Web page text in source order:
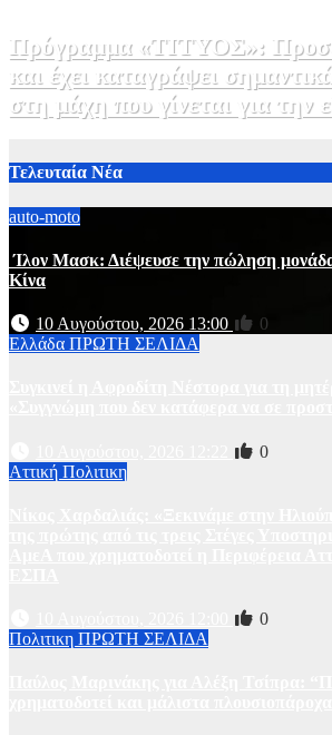
Πρόγραμμα «ΤΙΤΥΟΣ»:
και έχει καταγράψει
στη μάχη που γίνεται για την
Τελευταία Νέα
auto-moto
Ίλον Μασκ: Διέψευσε την πώληση
Κίνα
10 Αυγούστου, 2026 13:00
0
Ελλάδα ΠΡΩΤΗ ΣΕΛΙΔΑ
0
Αττική Πολιτικη
0
Πολιτικη ΠΡΩΤΗ ΣΕΛΙΔΑ